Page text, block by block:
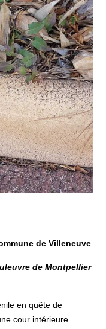
deVilleneuve
de Montpellier
en quête de
cour intérieure.